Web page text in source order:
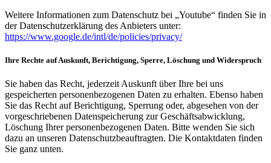
Weitere Informationen zum Datenschutz bei „Youtube“ finden Sie in
der Datenschutzerklärung des Anbieters unter:
https://www.google.de/intl/de/policies/privacy/
Ihre Rechte auf Auskunft, Berichtigung, Sperre, Löschung und Widerspruch
Sie haben das Recht, jederzeit Auskunft über Ihre bei uns
gespeicherten personenbezogenen Daten zu erhalten. Ebenso haben
Sie das Recht auf Berichtigung, Sperrung oder, abgesehen von der
vorgeschriebenen Datenspeicherung zur Geschäftsabwicklung,
Löschung Ihrer personenbezogenen Daten. Bitte wenden Sie sich
dazu an unseren Datenschutzbeauftragten. Die Kontaktdaten finden
Sie ganz unten.